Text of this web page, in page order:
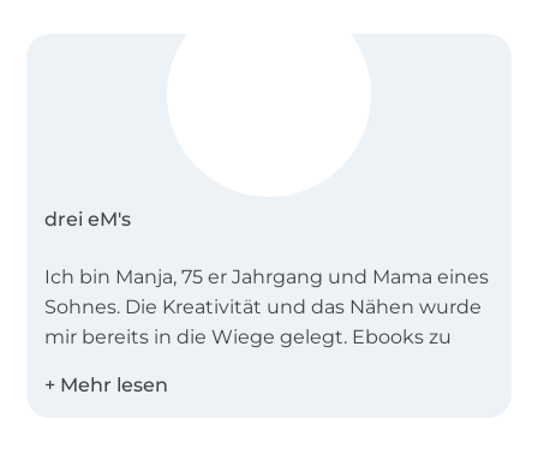
drei eM's
Ich bin Manja, 75 er Jahrgang und Mama eines
Sohnes. Die Kreativität und das Nähen wurde
mir bereits in die Wiege gelegt. Ebooks zu
Leidenschaft.